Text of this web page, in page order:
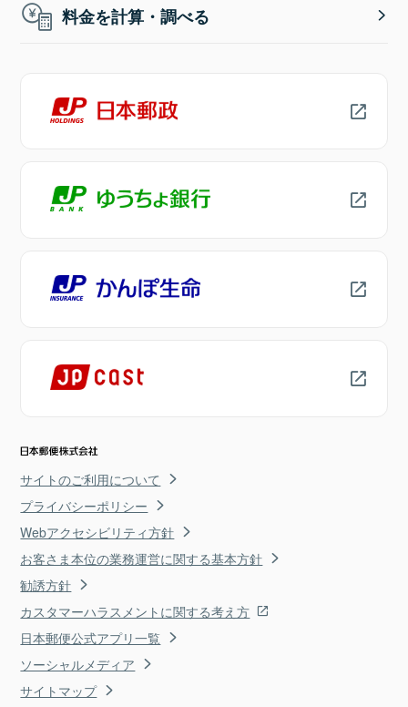
料金を計算・調べる
サイトのご利用について
プライバシーポリシー
Webアクセシビリティ方針
お客さま本位の業務運営に関する基本方針
勧誘方針
カスタマーハラスメントに関する考え方
日本郵便公式アプリ一覧
ソーシャルメディア
サイトマップ